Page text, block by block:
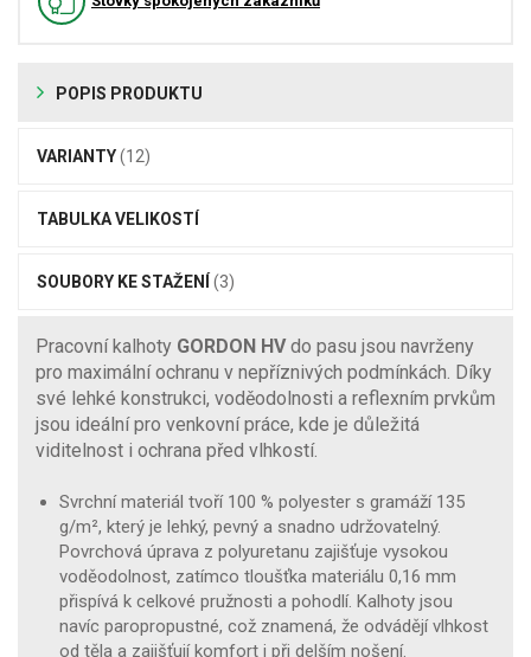
POPIS PRODUKTU
VARIANTY(12)
TABULKA VELIKOSTÍ
SOUBORY KE STAŽENÍ (3)
Pracovní kalhoty GORDON HVdo pasu jsou navrženy
pro maximální ochranu v nepříznivých podmínkách. Díky
své lehké konstrukci, voděodolnosti a reflexním prvkům
jsou ideální pro venkovní práce, kde je důležitá
viditelnost i ochrana před vlhkostí.
Svrchní materiál tvoří 100 % polyester s gramáží 135
g/m², který je lehký, pevný a snadno udržovatelný.
Povrchová úprava z polyuretanu zajišťuje vysokou
voděodolnost, zatímco tloušťka materiálu 0,16 mm
přispívá k celkové pružnosti a pohodlí. Kalhoty jsou
navíc paropropustné, což znamená, že odvádějí vlhkost
od těla a zajišťují komfort i při delším nošení.